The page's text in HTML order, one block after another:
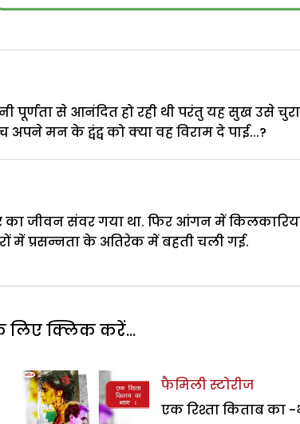
पूर्णता से आनंदित हो रही थी परंतु यह सुख उसे
मन के द्वंद्व को क्या वह विराम दे पाई...?
जीवन संवर गया था. फिर आंगन में
में प्रसन्नता के अतिरेक में बहती चली गई.
लिए क्लिक करें...
फैमिली स्टोरीज
एक रिश्ता किताब का